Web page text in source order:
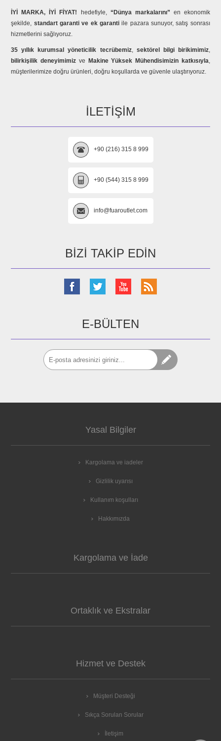
İYİ MARKA, İYİ FİYAT! hedefiyle, “Dünya markalarını” en ekonomik
şekilde, standart garanti ve ek garanti ile pazara sunuyor, satış sonrası
hizmetlerini sağlıyoruz.
35 yıllık kurumsal yöneticilik tecrübemiz, sektörel bilgi birikimimiz,
bilirkişilik deneyimimiz ve Makine Yüksek Mühendisimizin katkısıyla,
müşterilerimize doğru ürünleri, doğru koşullarda ve güvenle ulaştırıyoruz.
İLETIŞIM
+90 (216) 315 8 999
+90 (544) 315 8 999
info@fuaroutlet.com
BIZI TAKIP EDIN
E-BÜLTEN
Yasal Bilgiler
Kargolama ve iadeler
Gizlilik uyarısı
Kullanım koşulları
Hakkımızda
Kargolama ve İade
Ortaklık ve Ekstralar
Hizmet ve Destek
Müşteri Desteği
Sıkça Sorulan Sorular
İletişim